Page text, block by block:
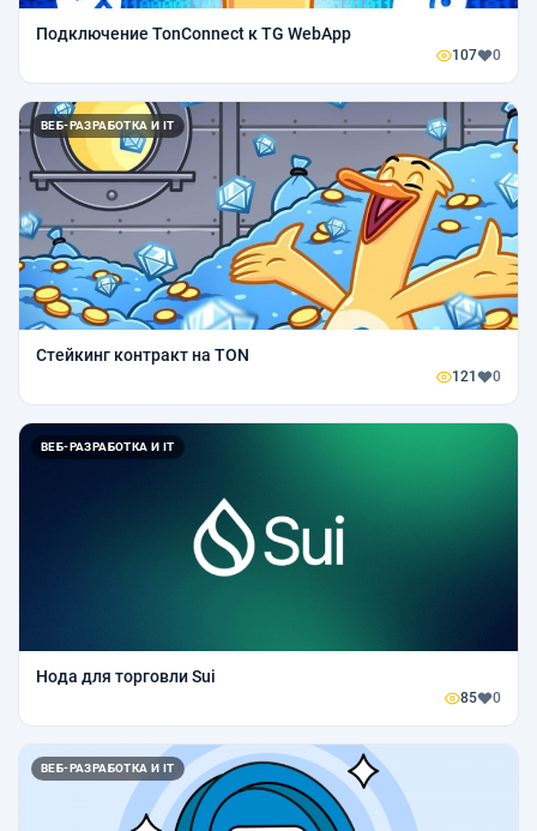
Подключение TonConnect к TG WebApp
107 0
ВЕБ-РАЗРАБОТКА И IT
Стейкинг контракт на TON
121 0
ВЕБ-РАЗРАБОТКА И IT
Нода для торговли Sui
85 0
ВЕБ-РАЗРАБОТКА И IT